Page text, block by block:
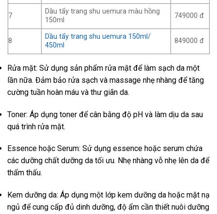
7
Dầu tẩy trang shu uemura màu hồng
150ml
749000 đ
8
Dầu tẩy trang shu uemura 150ml/
450ml
849000 đ
Rửa mặt: Sử dụng sản phẩm rửa mặt để làm sạch da một
lần nữa. Đảm bảo rửa sạch và massage nhẹ nhàng để tăng
cường tuần hoàn máu và thư giãn da.
Toner: Áp dụng toner để cân bằng độ pH và làm dịu da sau
quá trình rửa mặt.
Essence hoặc Serum: Sử dụng essence hoặc serum chứa
các dưỡng chất dưỡng da tối ưu. Nhẹ nhàng vỗ nhẹ lên da để
thẩm thấu.
Kem dưỡng da: Áp dụng một lớp kem dưỡng da hoặc mặt nạ
ngủ để cung cấp đủ dinh dưỡng, độ ẩm cần thiết nuôi dưỡng